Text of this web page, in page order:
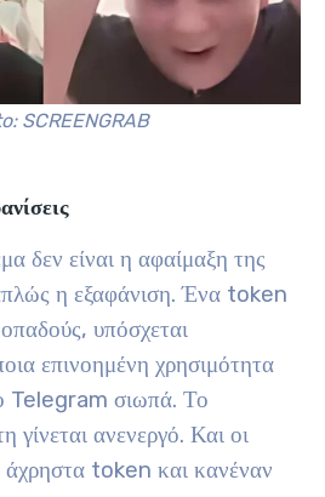
SCREENGRAB
δεν είναι η αφαίμαξη της
η εξαφάνιση. Ένα token
υπόσχεται
επινοημένη χρησιμότητα
Telegram σιωπά. Το
γίνεται ανενεργό. Και οι
άχρηστα token και κανέναν